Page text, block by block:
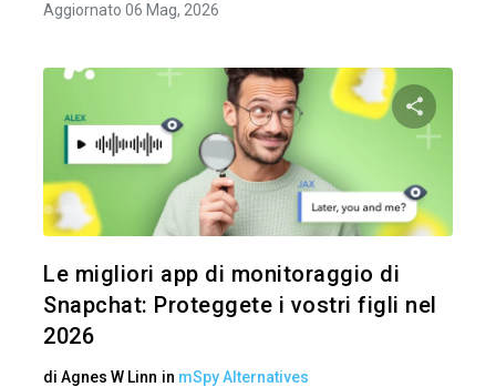
Aggiornato 06 Mag, 2026
Le migliori app di monitoraggio di
Snapchat: Proteggete i vostri figli nel
2026
di Agnes W Linn in mSpy Alternatives